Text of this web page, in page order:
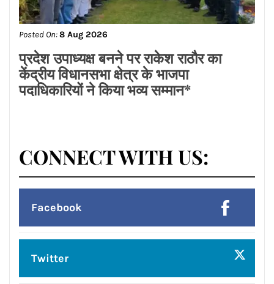
भव्य तीज महोत्सव*
Posted On:8 Aug 2026
प्रदेश उपाध्यक्ष बनने पर राकेश राठौर का
केंद्रीय विधानसभा क्षेत्र के भाजपा
पदाधिकारियों ने किया भव्य सम्मान*